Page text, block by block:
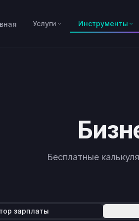
Услуги Инструменты
Бесплатные
зарплаты